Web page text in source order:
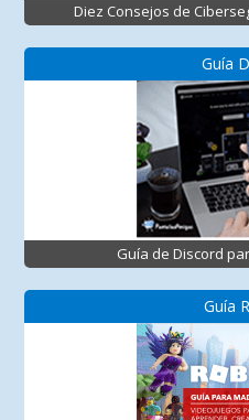
Diez Consejos de
Guía
Guía de Discord
Guía